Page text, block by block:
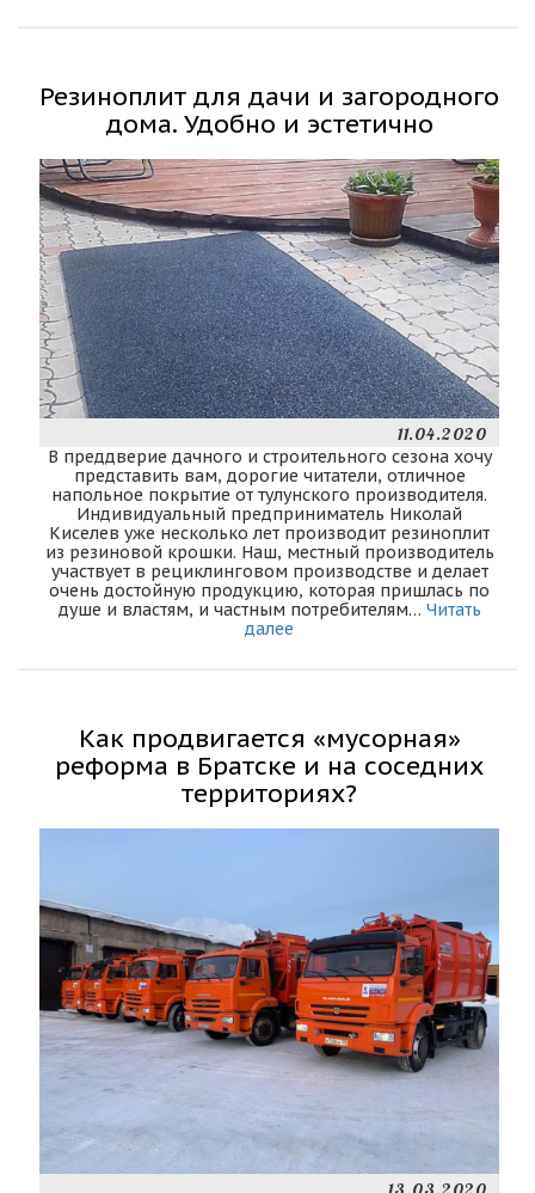
Резиноплит для дачи и загородного
дома. Удобно и эстетично
11.04.2020
В преддверие дачного и строительного сезона хочу
представить вам, дорогие читатели, отличное
напольное покрытие от тулунского производителя.
Индивидуальный предприниматель Николай
Киселев уже несколько лет производит резиноплит
из резиновой крошки. Наш, местный производитель
участвует в рециклинговом производстве и делает
очень достойную продукцию, которая пришлась по
душе и властям, и частным потребителям… Читать
далее
Как продвигается «мусорная»
реформа в Братске и на соседних
территориях?